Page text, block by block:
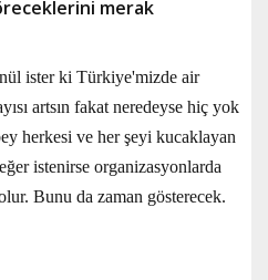
merak
ister ki Türkiye'mizde air
artsın fakat neredeyse hiç yok
herkesi ve her şeyi kucaklayan
istenirse organizasyonlarda
Bunu da zaman gösterecek.